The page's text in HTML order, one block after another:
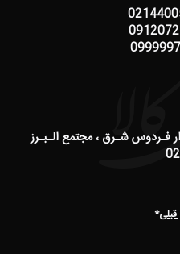
فـردوس شـرق ، مجتمع الـبـرز
*